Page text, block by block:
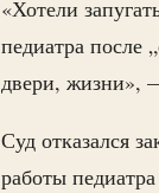
«Хотели
педиатра после
двери, жизни»,
Суд отказался
работы